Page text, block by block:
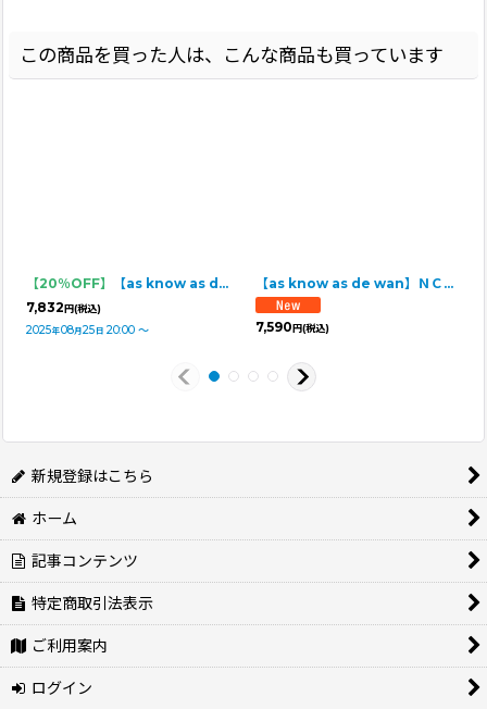
この商品を買った人は、こんな商品も買っています
【20％OFF】
【as know as de wan】ＮUVプリップリンＴ
7,832 円(税込)
2025年08月25 日 20:00 ～
【as know as de wan】ＮＣ☆カマクマドライブＴ
7,590円(税込)
新規登録はこちら
ホーム
記事コンテンツ
特定商取引法表示
ご利用案内
ログイン